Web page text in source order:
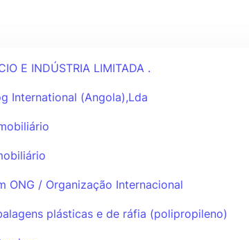
E INDÚSTRIA LIMITADA .
International (Angola),Lda
ONG / Organização Internacional
plásticas e de ráfia (polipropileno)